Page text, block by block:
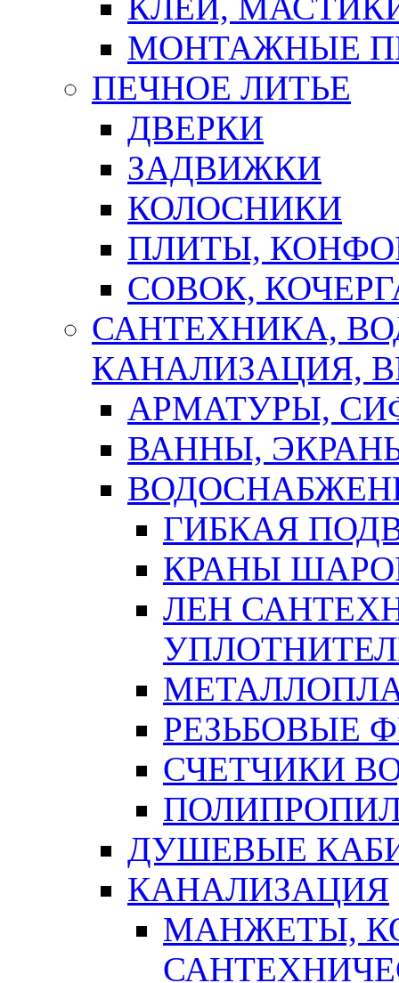
КЛЕИ,
МОНТАЖНЫЕ
ПЕЧНОЕ ЛИТЬЕ
ДВЕРКИ
ЗАДВИЖКИ
КОЛОСНИКИ
ПЛИТЫ,
СОВОК,
САНТЕХНИКА,
КАНАЛИЗАЦИЯ,
АРМАТУРЫ,
ВАННЫ,
ГИБКАЯ
КРАНЫ
ЛЕН
РЕЗЬБОВЫЕ
СЧЕТЧИКИ
ДУШЕВЫЕ
КАНАЛИЗАЦИЯ
МАНЖЕТЫ,